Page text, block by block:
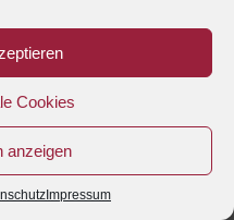
Cookies
anzeigen
Impressum